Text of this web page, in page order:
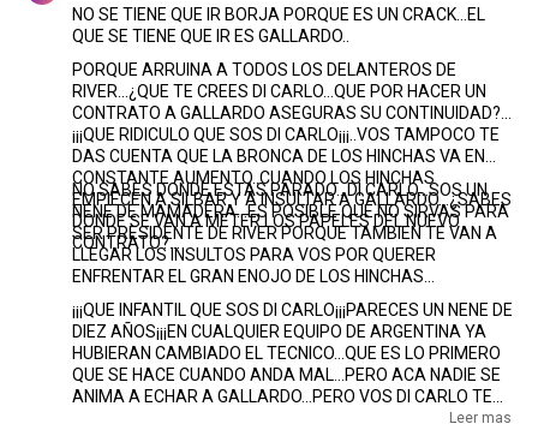
NO SE TIENE QUE IR BORJA PORQUE ES UN CRACK...EL
QUE SE TIENE QUE IR ES GALLARDO..
PORQUE ARRUINA A TODOS LOS DELANTEROS DE
RIVER...¿QUE TE CREES DI CARLO...QUE POR HACER UN
CONTRATO A GALLARDO ASEGURAS SU CONTINUIDAD?...
¡¡¡QUE RIDICULO QUE SOS DI CARLO¡¡¡..VOS TAMPOCO TE
DAS CUENTA QUE LA BRONCA DE LOS HINCHAS VA EN
CONSTANTE AUMENTO..CUANDO LOS HINCHAS
EMPIECEN A SILBAR Y A INSULTAR A GALLARDO...¿SABES
DONDE SE VAN A METER LOS PAPELES DEL NUEVO
CONTRATO?...
NO SABES DONDE ESTAS PARADO...DI CARLO...SOS UN
NENE DE MAMADERA...ES POSIBLE QUE NO SIRVAS PARA
SER PRESIDENTE DE RIVER PORQUE TAMBIEN TE VAN A
LLEGAR LOS INSULTOS PARA VOS POR QUERER
ENFRENTAR EL GRAN ENOJO DE LOS HINCHAS...
¡¡¡QUE INFANTIL QUE SOS DI CARLO¡¡¡PARECES UN NENE DE
DIEZ AÑOS¡¡¡EN CUALQUIER EQUIPO DE ARGENTINA YA
HUBIERAN CAMBIADO EL TECNICO...QUE ES LO PRIMERO
QUE SE HACE CUANDO ANDA MAL...PERO ACA NADIE SE
ANIMA A ECHAR A GALLARDO...PERO VOS DI CARLO TE
ACELERASTE AL RENOVARLE EL CONTRATO Y YALeer mas